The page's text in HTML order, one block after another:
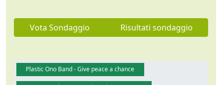
Vota Sondaggio Risultati sondaggio
Plastic Ono Band - Give peace a chance